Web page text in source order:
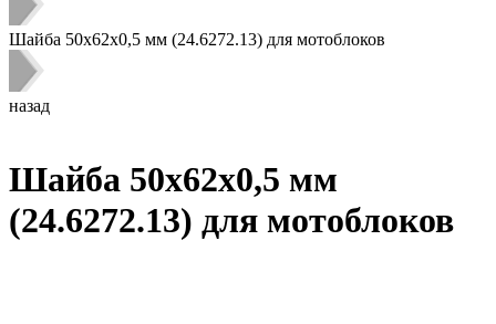
Шайба 50х62х0,5 мм (24.6272.13) для мотоблоков
назад
Шайба 50х62х0,5 мм
(24.6272.13) для мотоблоков